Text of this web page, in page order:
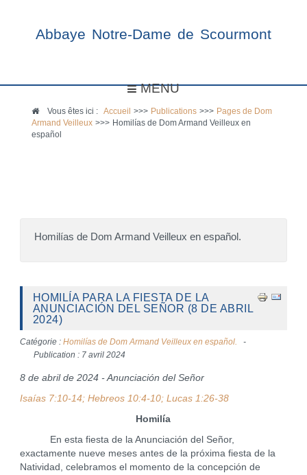
Abbaye Notre-Dame de Scourmont
MENU
Vous êtes ici :Accueil >>> Publications >>> Pages de Dom
Armand Veilleux >>> Homilías de Dom Armand Veilleux en
español
Homilías de Dom Armand Veilleux en español.
HOMILÍA PARA LA FIESTA DE LA
ANUNCIACIÓN DEL SEÑOR (8 DE ABRIL
2024)
Catégorie : Homilías de Dom Armand Veilleux en español.
Publication : 7 avril 2024
8 de abril de 2024 - Anunciación del Señor
Isaías 7:10-14; Hebreos 10:4-10; Lucas 1:26-38
Homilía
En esta fiesta de la Anunciación del Señor,
exactamente nueve meses antes de la próxima fiesta de la
Natividad, celebramos el momento de la concepción de